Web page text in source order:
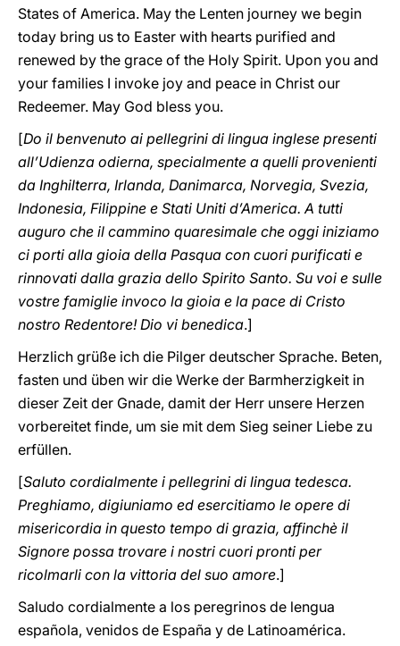
States of America. May the Lenten journey we begin
today bring us to Easter with hearts purified and
renewed by the grace of the Holy Spirit. Upon you and
your families I invoke joy and peace in Christ our
Redeemer. May God bless you.
[Do il benvenuto ai pellegrini di lingua inglese presenti
all’Udienza odierna, specialmente a quelli provenienti
da Inghilterra, Irlanda, Danimarca, Norvegia, Svezia,
Indonesia, Filippine e Stati Uniti d’America. A tutti
auguro che il cammino quaresimale che oggi iniziamo
ci porti alla gioia della Pasqua con cuori purificati e
rinnovati dalla grazia dello Spirito Santo. Su voi e sulle
vostre famiglie invoco la gioia e la pace di Cristo
nostro Redentore! Dio vi benedica.]
Herzlich grüße ich die Pilger deutscher Sprache. Beten,
fasten und üben wir die Werke der Barmherzigkeit in
dieser Zeit der Gnade, damit der Herr unsere Herzen
vorbereitet finde, um sie mit dem Sieg seiner Liebe zu
erfüllen.
[Saluto cordialmente i pellegrini di lingua tedesca.
Preghiamo, digiuniamo ed esercitiamo le opere di
misericordia in questo tempo di grazia, affinchè il
Signore possa trovare i nostri cuori pronti per
ricolmarli con la vittoria del suo amore.]
Saludo cordialmente a los peregrinos de lengua
española, venidos de España y de Latinoamérica.